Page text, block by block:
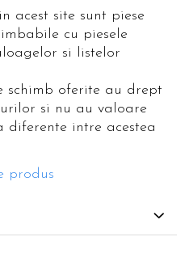
acest site sunt piese
cu piesele
si listelor
schimb oferite au drept
si nu au valoare
diferente intre acestea
produs